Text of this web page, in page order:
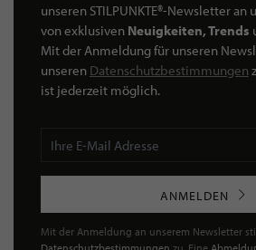
unseren STILPUNKTE®-Newsletter
von exklusiven Neuigkeiten, Trends
Mit der Anmeldung für unseren
unseren Datenschutzbestimmungen
ist jederzeit möglich.
ANMELDEN
Mit der Anmeldung an unserem Newsletter